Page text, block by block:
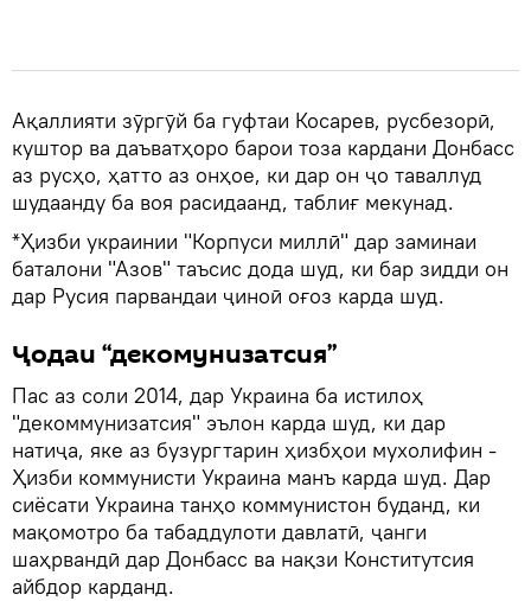
Ақаллияти зӯргӯй ба гуфтаи Косарев, русбезорӣ,
куштор ва даъватҳоро барои тоза кардани Донбасс
аз русҳо, ҳатто аз онҳое, ки дар он ҷо таваллуд
шудаанду ба воя расидаанд, таблиғ мекунад.
*Ҳизби украинии "Корпуси миллӣ" дар заминаи
баталони "Азов" таъсис дода шуд, ки бар зидди он
дар Русия парвандаи ҷиноӣ оғоз карда шуд.
Ҷодаи “декомунизатсия”
Пас аз соли 2014, дар Украина ба истилоҳ
"декоммунизатсия" эълон карда шуд, ки дар
натиҷа, яке аз бузургтарин ҳизбҳои мухолифин -
Ҳизби коммунисти Украина манъ карда шуд. Дар
сиёсати Украина танҳо коммунистон буданд, ки
мақомотро ба табаддулоти давлатӣ, ҷанги
шаҳрвандӣ дар Донбасс ва нақзи Конститутсия
айбдор карданд.